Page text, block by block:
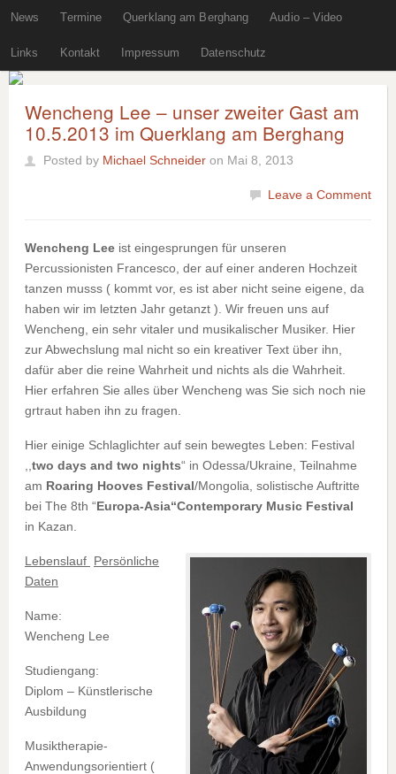
News Termine Querklang am Berghang Audio – Video
Links Kontakt Impressum Datenschutz
Wencheng Lee – unser zweiter Gast am
10.5.2013 im Querklang am Berghang
Posted by Michael Schneider on Mai 8, 2013
Leave a Comment
Wencheng Lee ist eingesprungen für unseren
Percussionisten Francesco, der auf einer anderen Hochzeit
tanzen musss ( kommt vor, es ist aber nicht seine eigene, da
haben wir im letzten Jahr getanzt ). Wir freuen uns auf
Wencheng, ein sehr vitaler und musikalischer Musiker. Hier
zur Abwechslung mal nicht so ein kreativer Text über ihn,
dafür aber die reine Wahrheit und nichts als die Wahrheit.
Hier erfahren Sie alles über Wencheng was Sie sich noch nie
grtraut haben ihn zu fragen.
Hier einige Schlaglichter auf sein bewegtes Leben: Festival
two days and two nights“ in Odessa/Ukraine, Teilnahme
am Roaring Hooves Festival/Mongolia, solistische Auftritte
bei The 8th “Europa-Asia“Contemporary Music Festival
in Kazan.
Lebenslauf Persönliche
Daten
Name:
Wencheng Lee
Studiengang:
Diplom – Künstlerische
Ausbildung
Musiktherapie-
Anwendungsorientiert (